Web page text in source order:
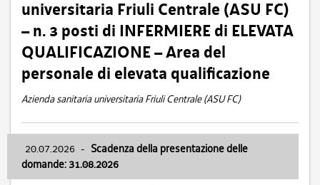
universitaria Friuli Centrale (ASU FC)
– n. 3 posti di INFERMIERE di ELEVATA
QUALIFICAZIONE – Area del
personale di elevata qualificazione
Azienda sanitaria universitaria Friuli Centrale (ASU FC)
20.07.2026 - Scadenza della presentazione delle
domande: 31.08.2026